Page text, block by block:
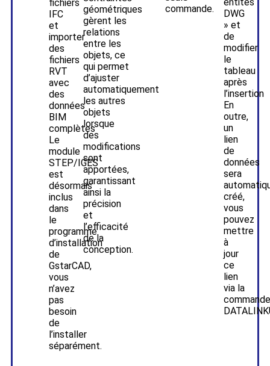
fichiers
IFC
et
importer
des
fichiers
RVT
avec
des
données
BIM
complètes
Le
module
STEP/IGES
est
désormais
inclus
dans
le
programme
d’installation
de
GstarCAD,
vous
n’avez
pas
besoin
de
l’installer
séparément.
géométriques
gèrent les
relations
entre les
objets, ce
qui permet
d’ajuster
automatiquement
les autres
objets
lorsque
des
modifications
sont
apportées,
garantissant
ainsi la
précision
et
l’efficacité
de la
conception.
commande.
DWG
» et
de
modifier
le
tableau
après
l’insertion
En
outre,
un
lien
de
données
sera
créé,
vous
pouvez
mettre
à
jour
ce
lien
via la
commande